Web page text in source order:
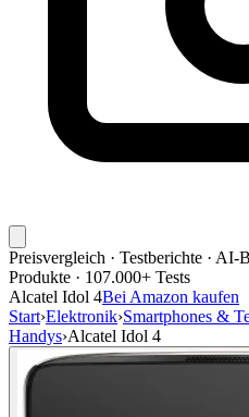
Preisvergleich · Testberichte · AI-
Produkte · 107.000+ Tests
Alcatel Idol 4Bei Amazon kaufen
Start›Elektronik›Smartphones &
Handys›Alcatel Idol 4